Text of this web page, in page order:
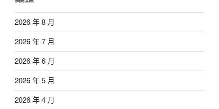
2026 年 8 月
2026 年 7 月
2026 年 6 月
2026 年 5 月
2026 年 4 月